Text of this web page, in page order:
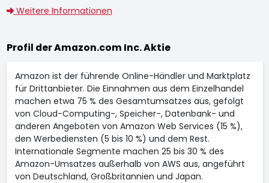
Weitere Informationen
Profil der Amazon.com Inc. Aktie
Amazon ist der führende Online-Händler und Marktplatz
für Drittanbieter. Die Einnahmen aus dem Einzelhandel
machen etwa 75 % des Gesamtumsatzes aus, gefolgt
von Cloud-Computing-, Speicher-, Datenbank- und
anderen Angeboten von Amazon Web Services (15 %),
den Werbediensten (5 bis 10 %) und dem Rest.
Internationale Segmente machen 25 bis 30 % des
Amazon-Umsatzes außerhalb von AWS aus, angeführt
von Deutschland, Großbritannien und Japan.